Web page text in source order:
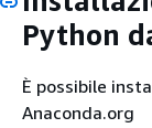
Python
È possibile
Anaconda.org